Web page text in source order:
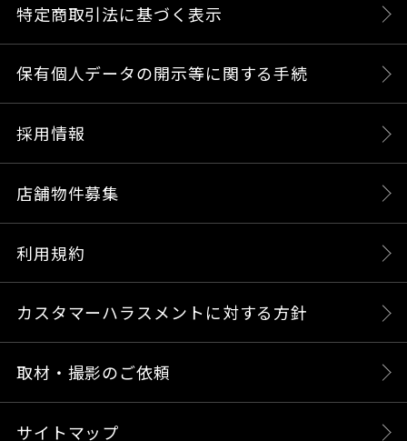
特定商取引法に基づく表示
保有個人データの開示等に関する手続
採用情報
店舗物件募集
利用規約
カスタマーハラスメントに対する方針
取材・撮影のご依頼
サイトマップ